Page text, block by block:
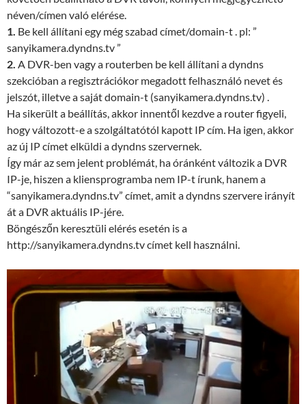
néven/címen való elérése.
1. Be kell állítani egy még szabad címet/domain-t . pl: ”
sanyikamera.dyndns.tv ”
2. A DVR-ben vagy a routerben be kell állítani a dyndns
szekcióban a regisztrációkor megadott felhasználó nevet és
jelszót, illetve a saját domain-t (sanyikamera.dyndns.tv) .
Ha sikerült a beállítás, akkor innentől kezdve a router figyeli,
hogy változott-e a szolgáltatótól kapott IP cím. Ha igen, akkor
az új IP címet elküldi a dyndns szervernek.
Így már az sem jelent problémát, ha óránként változik a DVR
IP-je, hiszen a kliensprogramba nem IP-t írunk, hanem a
“sanyikamera.dyndns.tv” címet, amit a dyndns szervere irányít
át a DVR aktuális IP-jére.
Böngészőn keresztüli elérés esetén is a
http://sanyikamera.dyndns.tv címet kell használni.